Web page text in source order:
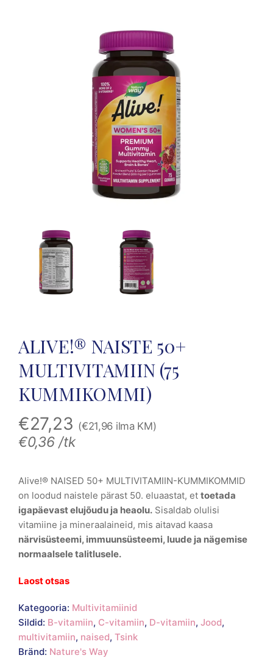
ALIVE!® NAISTE 50+
MULTIVITAMIIN (75
KUMMIKOMMI)
€27,23 (€21,96 ilma KM)
€0,36 /tk
Alive!® NAISED 50+ MULTIVITAMIIN-KUMMIKOMMID
on loodud naistele pärast 50. eluaastat, et toetada
igapäevast elujõudu ja heaolu. Sisaldab olulisi
vitamiine ja mineraalaineid, mis aitavad kaasa
närvisüsteemi, immuunsüsteemi, luude ja nägemise
normaalsele talitlusele.
Laost otsas
Kategooria: Multivitamiinid
Sildid: B-vitamiin, C-vitamiin, D-vitamiin, Jood,
multivitamiin, naised, Tsink
Bränd: Nature's Way